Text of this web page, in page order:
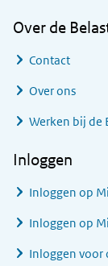
Over de
Contact
Over ons
Werken bij de
Inloggen
Inloggen op
Inloggen op
Inloggen voor